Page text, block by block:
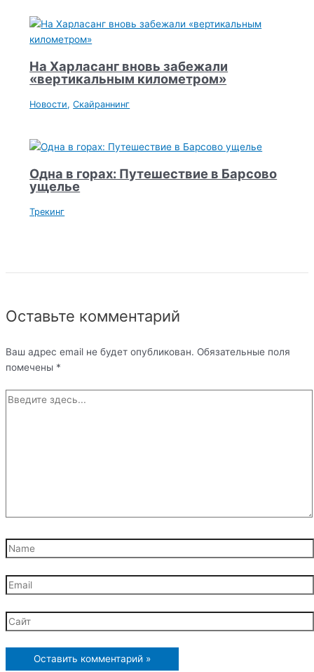
На Харласанг вновь забежали
«вертикальным километром»
Новости,Скайраннинг
Oдна в горах: Путешествие в Барсово
ущелье
Трекинг
Оставьте комментарий
Ваш адрес email не будет опубликован. Обязательные поля
помечены *
Введите
Name
Email
Сайт